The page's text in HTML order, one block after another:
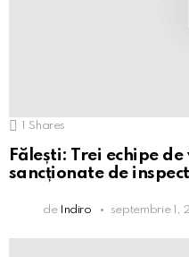
Shares
Fălești: Trei echipe
sancționate de
de Indiro septembrie 1,